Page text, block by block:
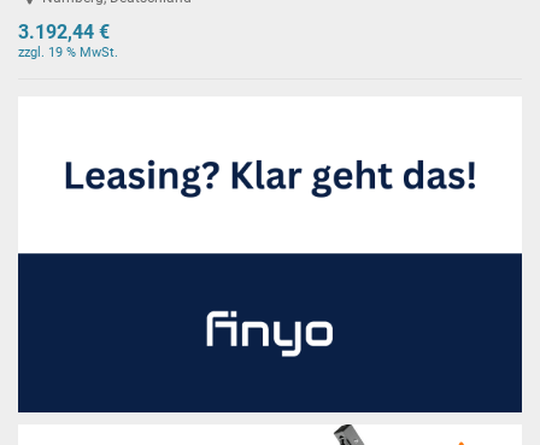
3.192,44 €
zzgl. 19 % MwSt.